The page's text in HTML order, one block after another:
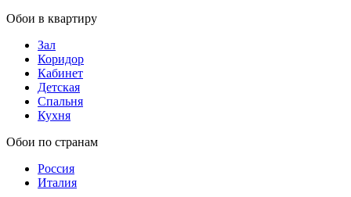
Обои в квартиру
Зал
Коридор
Кабинет
Детская
Спальня
Кухня
Обои по странам
Россия
Италия